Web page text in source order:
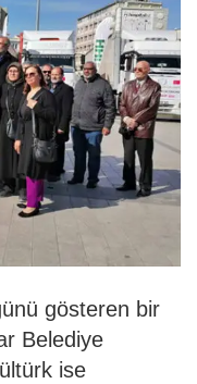
gösteren bir
Belediye
ise